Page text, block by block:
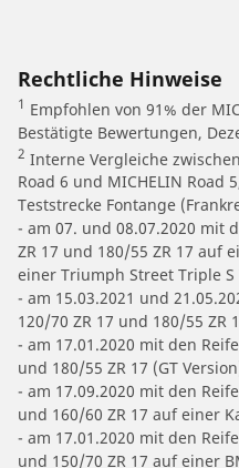
Rechtliche Hinweise
1 Empfohlen von 91% der
Bestätigte Bewertungen,
2 Interne Vergleiche
Road 6 und MICHELIN
Teststrecke Fontange
- am 07. und 08.07.2020 mit
ZR 17 und 180/55 ZR 17 auf
einer Triumph Street Triple S
- am 15.03.2021 und
120/70 ZR 17 und 180/55 ZR
- am 17.01.2020 mit den
und 180/55 ZR 17 (GT
- am 17.09.2020 mit den
und 160/60 ZR 17 auf einer
- am 17.01.2020 mit den
und 150/70 ZR 17 auf einer